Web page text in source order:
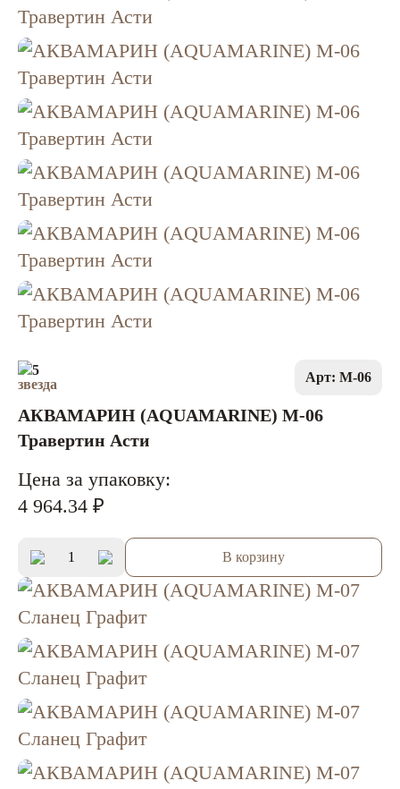
5 Арт: M-06
АКВАМАРИН (AQUAMARINE) M-06
Травертин Асти
Цена за упаковку:
4 964.34 ₽
В корзину